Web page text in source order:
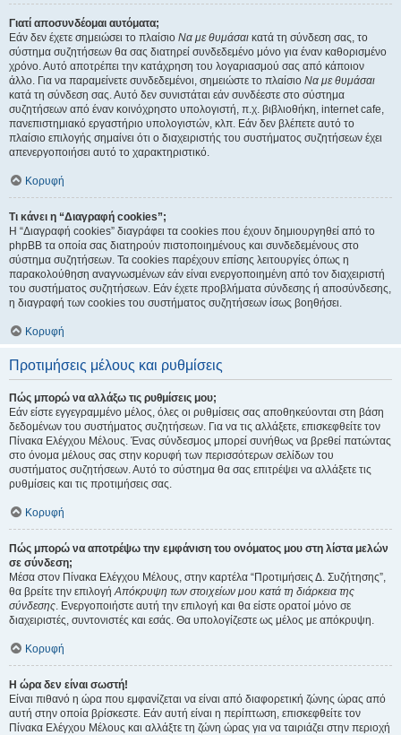
Γιατί αποσυνδέομαι αυτόματα;
Εάν δεν έχετε σημειώσει το πλαίσιο Να με θυμάσαι κατά τη σύνδεση σας, το
σύστημα συζητήσεων θα σας διατηρεί συνδεδεμένο μόνο για έναν καθορισμένο
χρόνο. Αυτό αποτρέπει την κατάχρηση του λογαριασμού σας από κάποιον
άλλο. Για να παραμείνετε συνδεδεμένοι, σημειώστε το πλαίσιο Να με θυμάσαι
κατά τη σύνδεση σας. Αυτό δεν συνιστάται εάν συνδέεστε στο σύστημα
συζητήσεων από έναν κοινόχρηστο υπολογιστή, π.χ. βιβλιοθήκη, internet cafe,
πανεπιστημιακό εργαστήριο υπολογιστών, κλπ. Εάν δεν βλέπετε αυτό το
πλαίσιο επιλογής σημαίνει ότι ο διαχειριστής του συστήματος συζητήσεων έχει
απενεργοποιήσει αυτό το χαρακτηριστικό.
Κορυφή
Τι κάνει η “Διαγραφή cookies”;
Η “Διαγραφή cookies” διαγράφει τα cookies που έχουν δημιουργηθεί από το
phpBB τα οποία σας διατηρούν πιστοποιημένους και συνδεδεμένους στο
σύστημα συζητήσεων. Τα cookies παρέχουν επίσης λειτουργίες όπως η
παρακολούθηση αναγνωσμένων εάν είναι ενεργοποιημένη από τον διαχειριστή
του συστήματος συζητήσεων. Εάν έχετε προβλήματα σύνδεσης ή αποσύνδεσης,
η διαγραφή των cookies του συστήματος συζητήσεων ίσως βοηθήσει.
Κορυφή
Προτιμήσεις μέλους και ρυθμίσεις
Πώς μπορώ να αλλάξω τις ρυθμίσεις μου;
Εάν είστε εγγεγραμμένο μέλος, όλες οι ρυθμίσεις σας αποθηκεύονται στη βάση
δεδομένων του συστήματος συζητήσεων. Για να τις αλλάξετε, επισκεφθείτε τον
Πίνακα Ελέγχου Μέλους. Ένας σύνδεσμος μπορεί συνήθως να βρεθεί πατώντας
στο όνομα μέλους σας στην κορυφή των περισσότερων σελίδων του
συστήματος συζητήσεων. Αυτό το σύστημα θα σας επιτρέψει να αλλάξετε τις
ρυθμίσεις και τις προτιμήσεις σας.
Κορυφή
Πώς μπορώ να αποτρέψω την εμφάνιση του ονόματος μου στη λίστα μελών
σε σύνδεση;
Μέσα στον Πίνακα Ελέγχου Μέλους, στην καρτέλα “Προτιμήσεις Δ. Συζήτησης”,
θα βρείτε την επιλογήΑπόκρυψη των στοιχείων μου κατά τη διάρκεια της
σύνδεσης. Ενεργοποιήστε αυτή την επιλογή και θα είστε ορατοί μόνο σε
διαχειριστές, συντονιστές και εσάς. Θα υπολογίζεστε ως μέλος με απόκρυψη.
Κορυφή
Η ώρα δεν είναι σωστή!
Είναι πιθανό η ώρα που εμφανίζεται να είναι από διαφορετική ζώνης ώρας από
αυτή στην οποία βρίσκεστε. Εάν αυτή είναι η περίπτωση, επισκεφθείτε τον
Πίνακα Ελέγχου Μέλους και αλλάξτε τη ζώνη ώρας για να ταιριάζει στην περιοχή